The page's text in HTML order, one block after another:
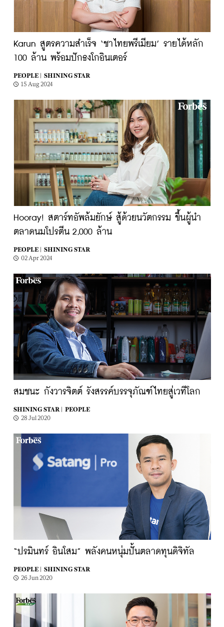
Karun สูตรความสำเร็จ ‘ชาไทยพรีเมียม’ รายได้หลัก
100 ล้าน พร้อมปักธงโกอินเตอร์
PEOPLE |
SHINING STAR
15 Aug 2024
Hooray! สตาร์ทอัพล้มยักษ์ สู้ด้วยนวัตกรรม ขึ้นผู้นำ
ตลาดนมโปรตีน 2,000 ล้าน
PEOPLE |
SHINING STAR
02 Apr 2024
สมชนะ กังวารจิตต์ รังสรรค์บรรจุภัณฑ์ไทยสู่เวทีโลก
SHINING STAR |
PEOPLE
28 Jul 2020
“ปรมินทร์ อินโสม” พลังคนหนุ่มปั้นตลาดทุนดิจิทัล
PEOPLE |
SHINING STAR
26 Jun 2020